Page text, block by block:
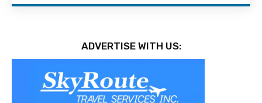
ADVERTISE WITH US: